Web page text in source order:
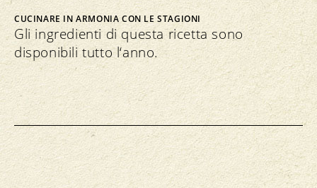
CUCINARE IN ARMONIA CON LE STAGIONI
Gli ingredienti di questa ricetta sono
disponibili tutto l‘anno.